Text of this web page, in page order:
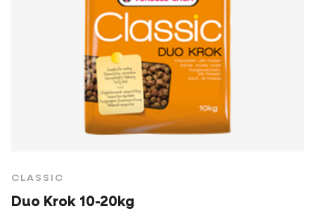
CLASSIC
Duo Krok 10-20kg